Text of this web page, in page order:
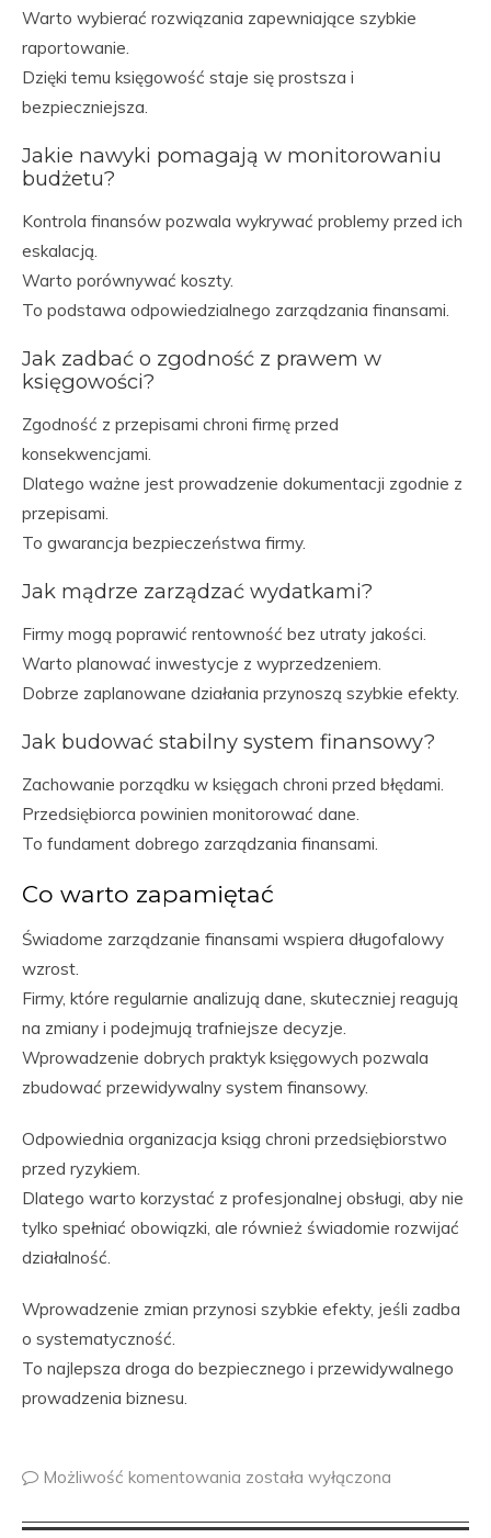
Warto wybierać rozwiązania zapewniające szybkie
raportowanie.
Dzięki temu księgowość staje się prostsza i
bezpieczniejsza.
Jakie nawyki pomagają w monitorowaniu
budżetu?
Kontrola finansów pozwala wykrywać problemy przed ich
eskalacją.
Warto porównywać koszty.
To podstawa odpowiedzialnego zarządzania finansami.
Jak zadbać o zgodność z prawem w
księgowości?
Zgodność z przepisami chroni firmę przed
konsekwencjami.
Dlatego ważne jest prowadzenie dokumentacji zgodnie z
przepisami.
To gwarancja bezpieczeństwa firmy.
Jak mądrze zarządzać wydatkami?
Firmy mogą poprawić rentowność bez utraty jakości.
Warto planować inwestycje z wyprzedzeniem.
Dobrze zaplanowane działania przynoszą szybkie efekty.
Jak budować stabilny system finansowy?
Zachowanie porządku w księgach chroni przed błędami.
Przedsiębiorca powinien monitorować dane.
To fundament dobrego zarządzania finansami.
Co warto zapamiętać
Świadome zarządzanie finansami wspiera długofalowy
wzrost.
Firmy, które regularnie analizują dane, skuteczniej reagują
na zmiany i podejmują trafniejsze decyzje.
Wprowadzenie dobrych praktyk księgowych pozwala
zbudować przewidywalny system finansowy.
Odpowiednia organizacja ksiąg chroni przedsiębiorstwo
przed ryzykiem.
Dlatego warto korzystać z profesjonalnej obsługi, aby nie
tylko spełniać obowiązki, ale również świadomie rozwijać
działalność.
Wprowadzenie zmian przynosi szybkie efekty, jeśli zadba
o systematyczność.
To najlepsza droga do bezpiecznego i przewidywalnego
prowadzenia biznesu.
Możliwość komentowania została wyłączona